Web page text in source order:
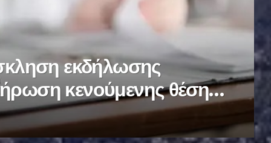
υποψήφιων
σε κενές
και Δευτεροβάθμιας
και Γενικής